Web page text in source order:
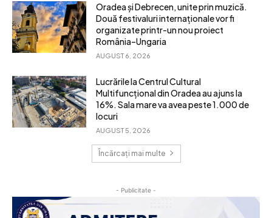
Oradea și Debrecen, unite prin muzică.
Două festivaluri internaționale vor fi
organizate printr-un nou proiect
România–Ungaria
AUGUST 6, 2026
Lucrările la Centrul Cultural
Multifuncțional din Oradea au ajuns la
16%. Sala mare va avea peste 1.000 de
locuri
AUGUST 5, 2026
Încărcați mai multe
- Publicitate -